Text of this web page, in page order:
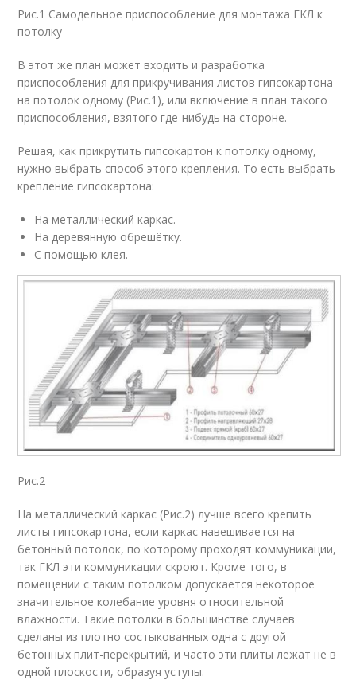
Рис.1 Самодельное приспособление для монтажа ГКЛ к
потолку
В этот же план может входить и разработка
приспособления для прикручивания листов гипсокартона
на потолок одному (Рис.1), или включение в план такого
приспособления, взятого где-нибудь на стороне.
Решая, как прикрутить гипсокартон к потолку одному,
нужно выбрать способ этого крепления. То есть выбрать
крепление гипсокартона:
На металлический каркас.
На деревянную обрешётку.
С помощью клея.
Рис.2
На металлический каркас (Рис.2) лучше всего крепить
листы гипсокартона, если каркас навешивается на
бетонный потолок, по которому проходят коммуникации,
так ГКЛ эти коммуникации скроют. Кроме того, в
помещении с таким потолком допускается некоторое
значительное колебание уровня относительной
влажности. Такие потолки в большинстве случаев
сделаны из плотно состыкованных одна с другой
бетонных плит-перекрытий, и часто эти плиты лежат не в
одной плоскости, образуя уступы.